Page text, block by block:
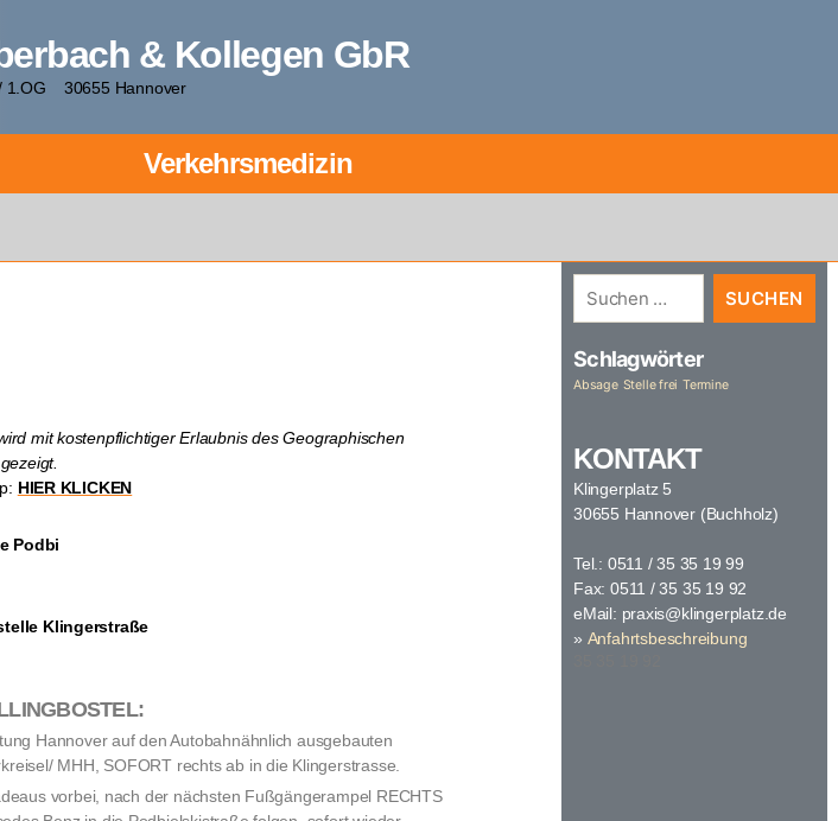
& Kollegen GbR
1.OG 30655 Hannover
Verkehrsmedizin
mit kostenpflichtiger Erlaubnis des Geographischen
HIER KLICKEN
Podbi
Klingerstraße
Hannover auf den Autobahnähnlich ausgebauten
MHH, SOFORT rechts ab in die Klingerstrasse.
vorbei, nach der nächsten Fußgängerampel RECHTS
Schlagwörter
Absage Stelle frei Termine
KONTAKT
Klingerplatz 5
30655 Hannover (Buchholz)
Tel.: 0511 / 35 35 19 99
Fax: 0511 / 35 35 19 92
eMail: praxis@klingerplatz.de
» Anfahrtsbeschreibung